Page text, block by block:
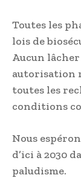
Toutes les
lois de
Aucun
autorisation
toutes les
conditions
Nous
d’ici à 2030
paludisme.